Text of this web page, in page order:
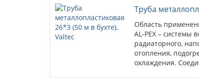
Труба
Область
AL-PEX – системы
радиаторного,
отопления,
охлаждения.